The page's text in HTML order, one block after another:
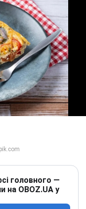
головного —
на OBOZ.UA у